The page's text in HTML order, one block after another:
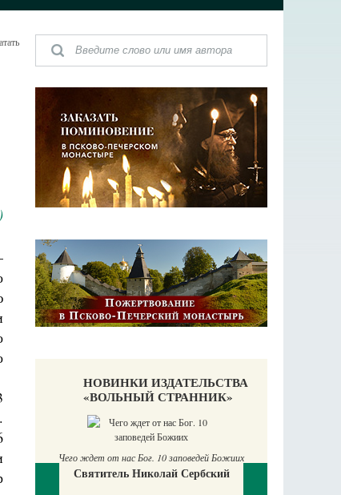
НОВИНКИ ИЗДАТЕЛЬСТВА
«ВОЛЬНЫЙ СТРАННИК»
у
Чего ждет от нас Бог. 10 заповедей Божиих
Святитель Николай Сербский